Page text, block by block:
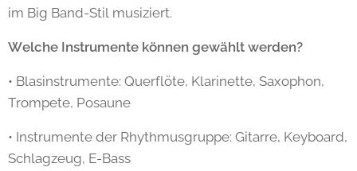
im Big Band-Stil musiziert.
Welche Instrumente können gewählt werden?
• Blasinstrumente: Querflöte, Klarinette, Saxophon,
Trompete, Posaune
• Instrumente der Rhythmusgruppe: Gitarre, Keyboard,
Schlagzeug, E-Bass